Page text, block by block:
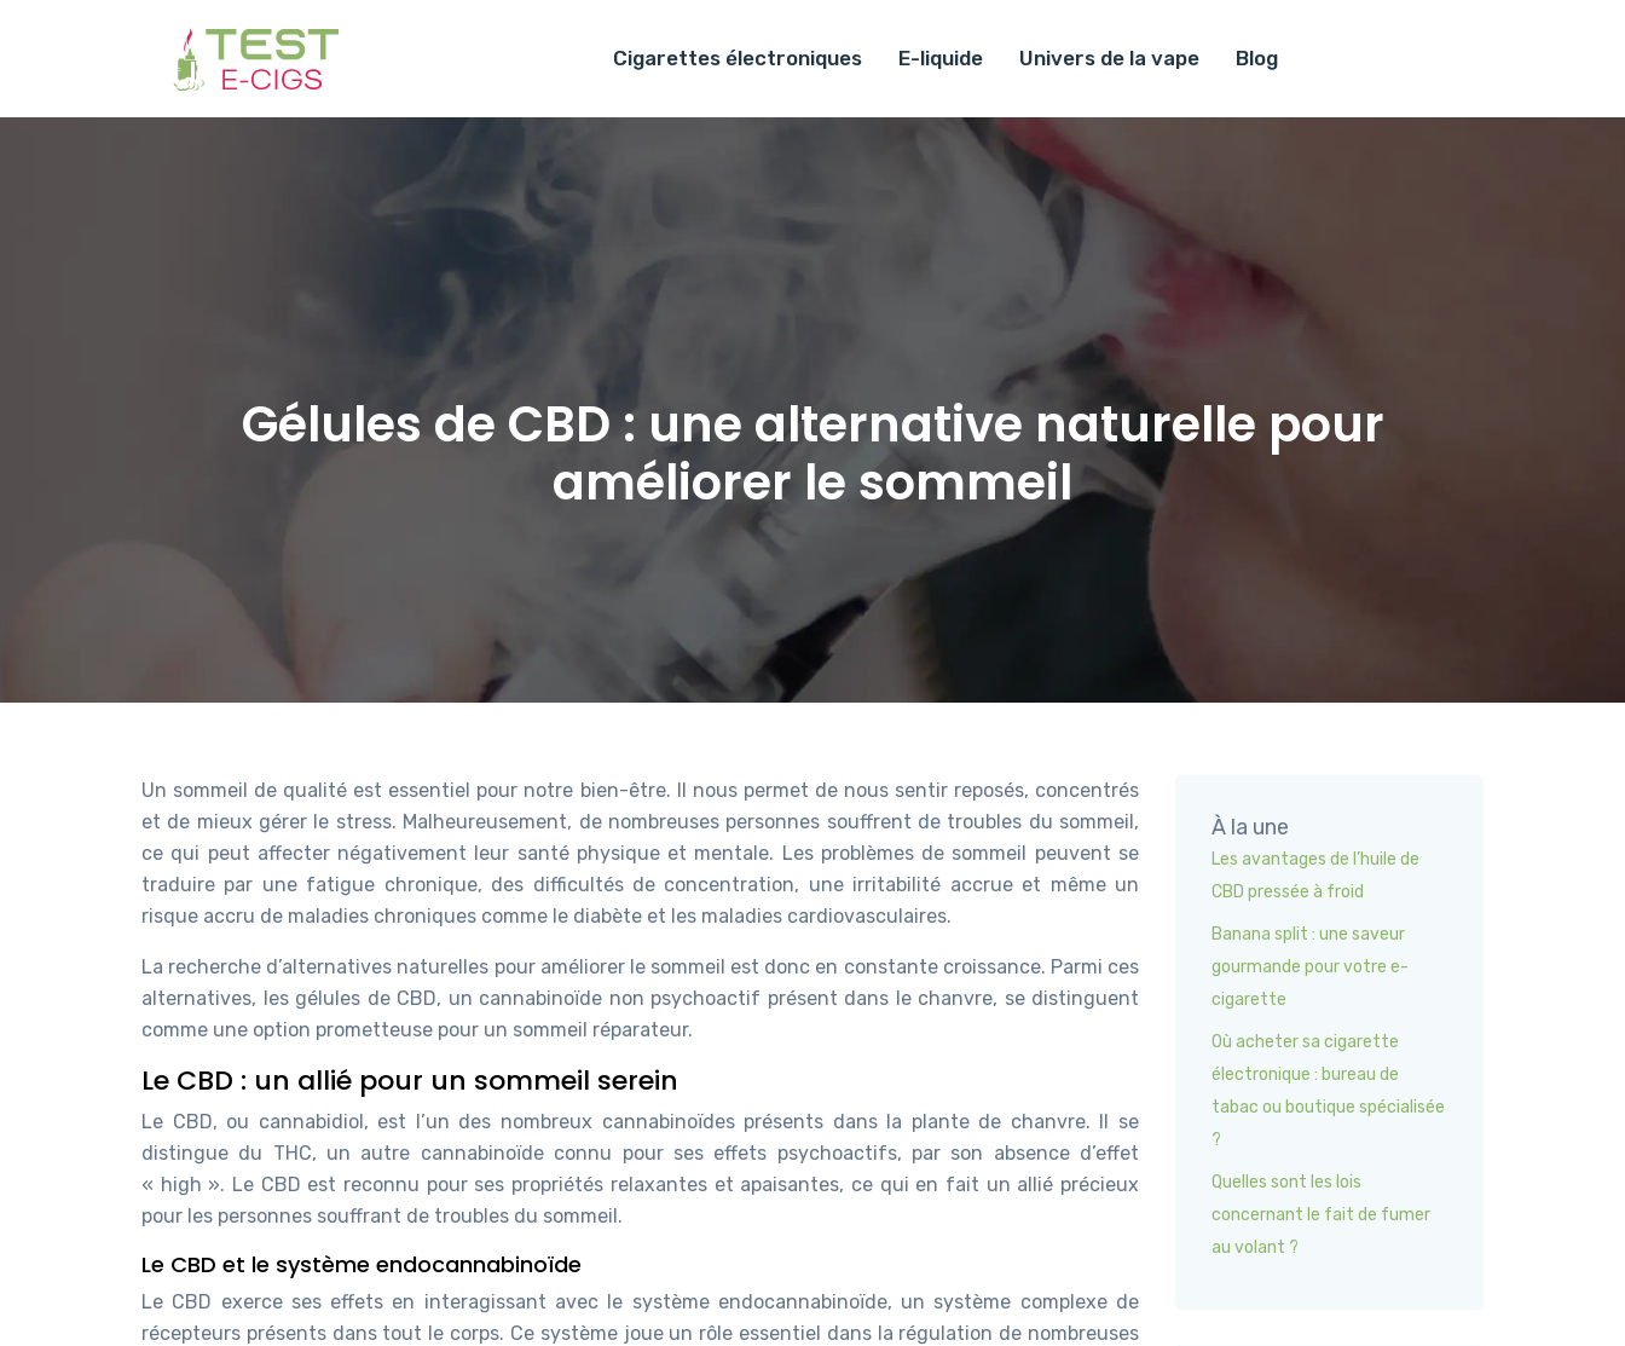
Cigarettes électroniques E-liquide Univers de la vape Blog
Gélules de CBD : une alternative naturelle pour
améliorer le sommeil
Un sommeil de qualité est essentiel pour notre bien-être. Il nous permet de nous sentir reposés, concentrés
et de mieux gérer le stress. Malheureusement, de nombreuses personnes souffrent de troubles du sommeil,
ce qui peut affecter négativement leur santé physique et mentale. Les problèmes de sommeil peuvent se
traduire par une fatigue chronique, des difficultés de concentration, une irritabilité accrue et même un
risque accru de maladies chroniques comme le diabète et les maladies cardiovasculaires.
La recherche d’alternatives naturelles pour améliorer le sommeil est donc en constante croissance. Parmi ces
alternatives, les gélules de CBD, un cannabinoïde non psychoactif présent dans le chanvre, se distinguent
comme une option prometteuse pour un sommeil réparateur.
Le CBD : un allié pour un sommeil serein
Le CBD, ou cannabidiol, est l’un des nombreux cannabinoïdes présents dans la plante de chanvre. Il se
distingue du THC, un autre cannabinoïde connu pour ses effets psychoactifs, par son absence d’effet
« high ». Le CBD est reconnu pour ses propriétés relaxantes et apaisantes, ce qui en fait un allié précieux
pour les personnes souffrant de troubles du sommeil.
Le CBD et le système endocannabinoïde
Le CBD exerce ses effets en interagissant avec le système endocannabinoïde, un système complexe de
récepteurs présents dans tout le corps. Ce système joue un rôle essentiel dans la régulation de nombreuses
À la une
Les avantages de l’huile de
CBD pressée à froid
Banana split : une saveur
gourmande pour votre e-
cigarette
Où acheter sa cigarette
électronique : bureau de
tabac ou boutique spécialisée
?
Quelles sont les lois
concernant le fait de fumer
au volant ?